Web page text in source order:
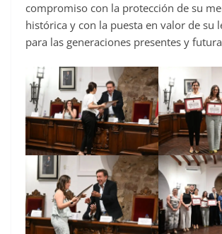
compromiso con la protección de su
histórica y con la puesta en valor de su
para las generaciones presentes y